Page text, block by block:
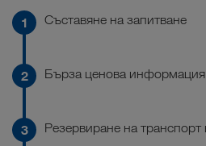
Съставяне на запитване
Бърза ценова
Резервиране на транспорт